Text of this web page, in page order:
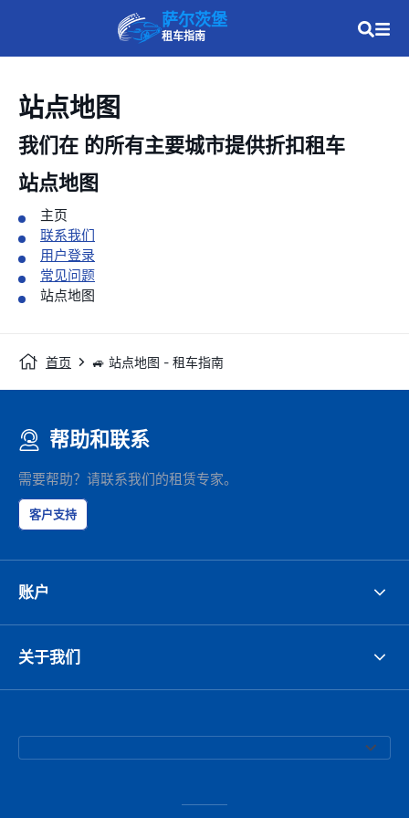
萨尔茨堡
租车指南
站点地图
我们在 的所有主要城市提供折扣租车
站点地图
主页
联系我们
用户登录
常见问题
站点地图
首页 🚙 站点地图 - 租车指南
帮助和联系
需要帮助？请联系我们的租赁专家。
客户支持
账户
关于我们